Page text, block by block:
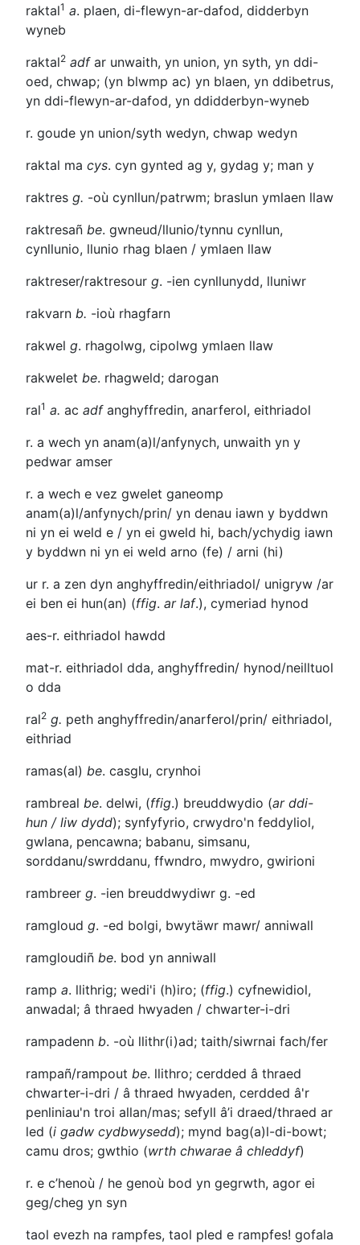
raktal1 a. plaen, di-flewyn-ar-dafod, didderbyn
wyneb
raktal2 adfar unwaith, yn union, yn syth, yn ddi-
oed, chwap; (yn blwmp ac) yn blaen, yn ddibetrus,
yn ddi-flewyn-ar-dafod, yn ddidderbyn-wyneb
r. goude yn union/syth wedyn, chwap wedyn
raktal ma cys. cyn gynted ag y, gydag y; man y
raktres g. -où cynllun/patrwm; braslun ymlaen llaw
raktresañ be. gwneud/llunio/tynnu cynllun,
cynllunio, llunio rhag blaen / ymlaen llaw
raktreser/raktresour g. -ien cynllunydd, lluniwr
rakvarn b. -ioù rhagfarn
rakwel g. rhagolwg, cipolwg ymlaen llaw
rakwelet be. rhagweld; darogan
ral1 a. ac adf anghyffredin, anarferol, eithriadol
r. a wech yn anam(a)l/anfynych, unwaith yn y
pedwar amser
r. a wech e vez gwelet ganeomp
anam(a)l/anfynych/prin/ yn denau iawn y byddwn
ni yn ei weld e / yn ei gweld hi, bach/ychydig iawn
y byddwn ni yn ei weld arno (fe) / arni (hi)
ur r. a zen dyn anghyffredin/eithriadol/ unigryw /ar
ei ben ei hun(an) (ffig. ar laf.), cymeriad hynod
aes-r. eithriadol hawdd
mat-r. eithriadol dda, anghyffredin/ hynod/neilltuol
o dda
ral2 g. peth anghyffredin/anarferol/prin/ eithriadol,
eithriad
ramas(al) be. casglu, crynhoi
rambreal be. delwi, (ffig.) breuddwydio (ar ddi-
hun / liw dydd); synfyfyrio, crwydro'n feddyliol,
gwlana, pencawna; babanu, simsanu,
sorddanu/swrddanu, ffwndro, mwydro, gwirioni
rambreer g. -ien breuddwydiwr g. -ed
ramgloud g. -ed bolgi, bwytäwr mawr/ anniwall
ramgloudiñ be. bod yn anniwall
ramp a. llithrig; wedi'i (h)iro; (ffig.) cyfnewidiol,
anwadal; â thraed hwyaden / chwarter-i-dri
rampadenn b. -où llithr(i)ad; taith/siwrnai fach/fer
rampañ/rampout be. llithro; cerdded â thraed
chwarter-i-dri / â thraed hwyaden, cerdded â'r
penliniau'n troi allan/mas; sefyll â’i draed/thraed ar
led (i gadw cydbwysedd); mynd bag(a)l-di-bowt;
camu dros; gwthio (wrth chwarae â chleddyf)
r. e c’henoù / he genoù bod yn gegrwth, agor ei
geg/cheg yn syn
taol evezh na rampfes, taol pled e rampfes! gofala